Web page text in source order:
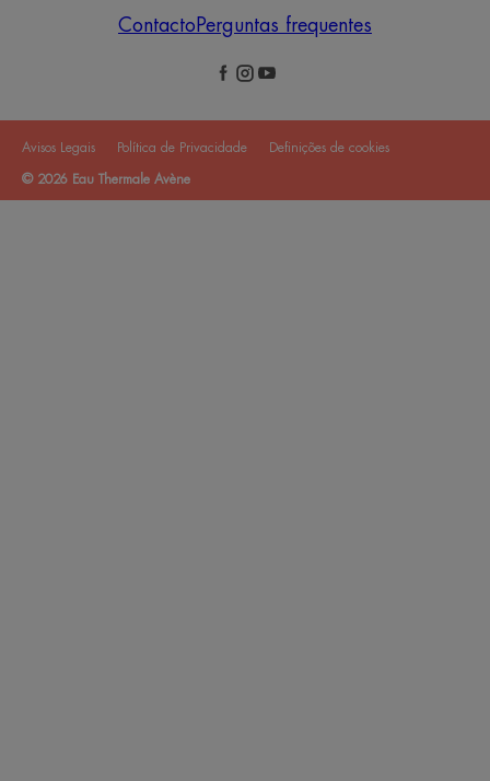
Contacto Perguntas frequentes
Avisos Legais Política de Privacidade Definições de cookies
© 2026 Eau Thermale Avène